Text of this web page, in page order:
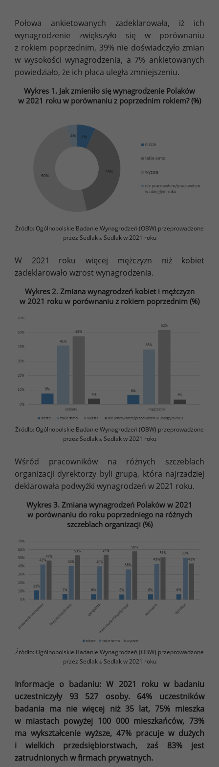
Połowa ankietowanych zadeklarowała, iż ich
wynagrodzenie zwiększyło się w porównaniu
z rokiem poprzednim, 39% nie doświadczyło zmian
w wysokości wynagrodzenia, a 7% ankietowanych
powiedziało, że ich płaca uległa zmniejszeniu.
Wykres 1. Jak zmieniło się wynagrodzenie Polaków
w 2021 roku w porównaniu z poprzednim rokiem? (%)
Źródło: Ogólnopolskie Badanie Wynagrodzeń (OBW) przeprowadzone
przez Sedlak &Sedlak w 2021 roku
W 2021 roku więcej mężczyzn niż kobiet
zadeklarowało wzrost wynagrodzenia.
Wykres 2. Zmiana wynagrodzeń kobiet i mężczyzn
w 2021 roku w porównaniu z rokiem poprzednim (%)
Źródło: Ogólnopolskie Badanie Wynagrodzeń (OBW) przeprowadzone
przez Sedlak &Sedlak w 2021 roku
Wśród pracowników na różnych szczeblach
organizacji dyrektorzy byli grupą, która najrzadziej
deklarowała podwyżki wynagrodzeń w 2021 roku.
Wykres 3. Zmiana wynagrodzeń Polaków w 2021
w porównaniu do roku poprzedniego na różnych
szczeblach organizacji (%)
Źródło: Ogólnopolskie Badanie Wynagrodzeń (OBW) przeprowadzone
przez Sedlak &Sedlak w 2021 roku
Informacje o badaniu: W 2021 roku w badaniu
uczestniczyły 93 527 osoby. 64% uczestników
badania ma nie więcej niż 35 lat, 75% mieszka
w miastach powyżej 100 000 mieszkańców, 73%
ma wykształcenie wyższe, 47% pracuje w dużych
i wielkich przedsiębiorstwach, zaś 83% jest
zatrudnionych w firmach prywatnych.